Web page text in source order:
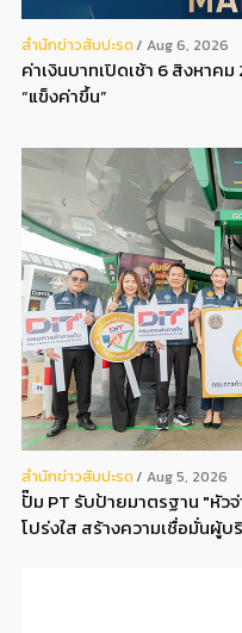
สํานักข่าวสับปะรด Aug 6, 2026
ค่าเงินบาทเปิดเช้า 6 สิงหาค
“แข็งค่าขึ้น”
สํานักข่าวสับปะรด Aug 5, 2026
ปั๊ม PT รับป้ายมาตรฐาน "หัว
โปร่งใส สร้างความเชื่อมั่นผู้บ